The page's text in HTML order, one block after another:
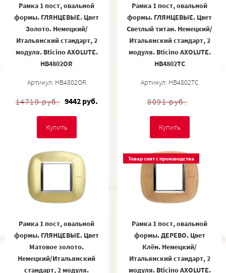
Рамка 1 пост, овальной
формы. ГЛЯНЦЕВЫЕ. Цвет
Золото. Немецкий/
Итальянский стандарт, 2
модуля. Bticino AXOLUTE.
HB4802OR
Артикул: HB4802OR
14719 руб. 9442 руб.
Купить
Рамка 1 пост, овальной
формы. ГЛЯНЦЕВЫЕ. Цвет
Светлый титан. Немецкий/
Итальянский стандарт, 2
модуля. Bticino AXOLUTE.
HB4802TC
Артикул: HB4802TC
8091 руб.
Купить
Рамка 1 пост, овальной
формы. ГЛЯНЦЕВЫЕ. Цвет
Матовое золото.
Немецкий/Итальянский
стандарт, 2 модуля.
Товар снят с производства
Рамка 1 пост, овальной
формы. ДЕРЕВО. Цвет
Клён. Немецкий/
Итальянский стандарт, 2
модуля. Bticino AXOLUTE.